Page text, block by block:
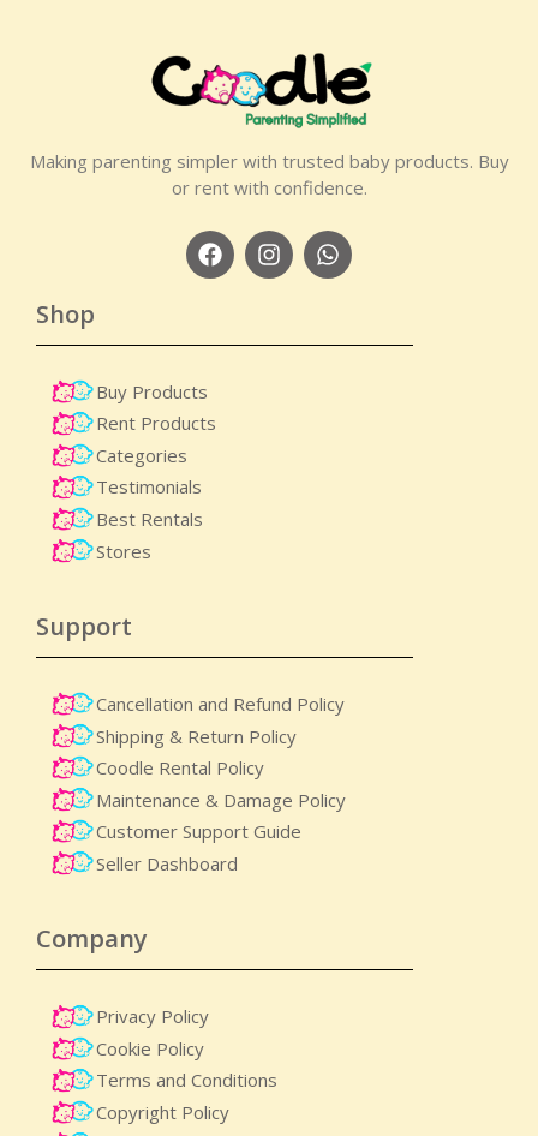
Making parenting simpler with trusted baby products. Buy
or rent with confidence.
Shop
Buy Products
Rent Products
Categories
Testimonials
Best Rentals
Stores
Support
Cancellation and Refund Policy
Shipping & Return Policy
Coodle Rental Policy
Maintenance & Damage Policy​
Customer Support Guide
Seller Dashboard
Company
Privacy Policy
Cookie Policy
Terms and Conditions
Copyright Policy